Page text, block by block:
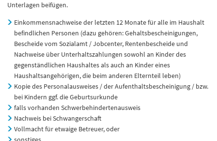
Unterlagen beifügen.
Einkommensnachweise der letzten 12 Monate für alle im Haushalt
befindlichen Personen (dazu gehören: Gehaltsbescheinigungen,
Bescheide vom Sozialamt / Jobcenter, Rentenbescheide und
Nachweise über Unterhaltszahlungen sowohl an Kinder des
gegenständlichen Haushaltes als auch an Kinder eines
Haushaltsangehörigen, die beim anderen Elternteil leben)
Kopie des Personalausweises / der Aufenthaltsbescheinigung / bzw.
bei Kindern ggf. die Geburtsurkunde
falls vorhanden Schwerbehindertenausweis
Nachweis bei Schwangerschaft
Vollmacht für etwaige Betreuer, oder